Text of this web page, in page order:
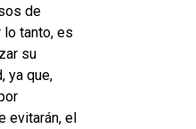
de
tanto, es
su
ya que,
evitarán, el